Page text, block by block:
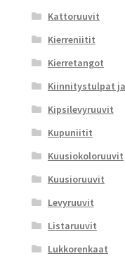
Kattoruuvit
Kierreniitit
Kierretangot
Kiinnitystulpat
Kipsilevyruuvit
Kupuniitit
Kuusiokoloruuvit
Kuusioruuvit
Levyruuvit
Listaruuvit
Lukkorenkaat